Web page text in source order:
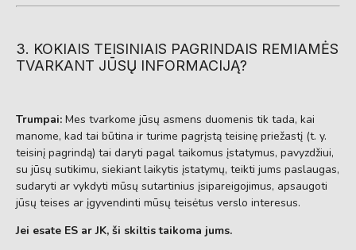
3. KOKIAIS TEISINIAIS PAGRINDAIS REMIAMĖS
TVARKANT JŪSŲ INFORMACIJĄ?
Trumpai: Mes tvarkome jūsų asmens duomenis tik tada, kai
manome, kad tai būtina ir turime pagrįstą teisinę priežastį (t. y.
teisinį pagrindą) tai daryti pagal taikomus įstatymus, pavyzdžiui,
su jūsų sutikimu, siekiant laikytis įstatymų, teikti jums paslaugas,
sudaryti ar vykdyti mūsų sutartinius įsipareigojimus, apsaugoti
jūsų teises ar įgyvendinti mūsų teisėtus verslo interesus.
Jei esate ES ar JK, ši skiltis taikoma jums.